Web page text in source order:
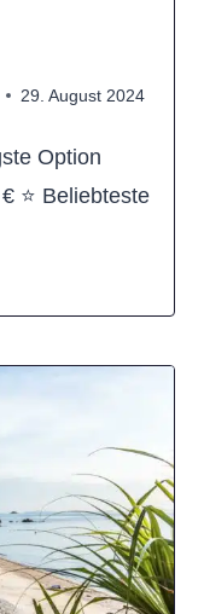
29. August 2024
Option
⭐ Beliebteste